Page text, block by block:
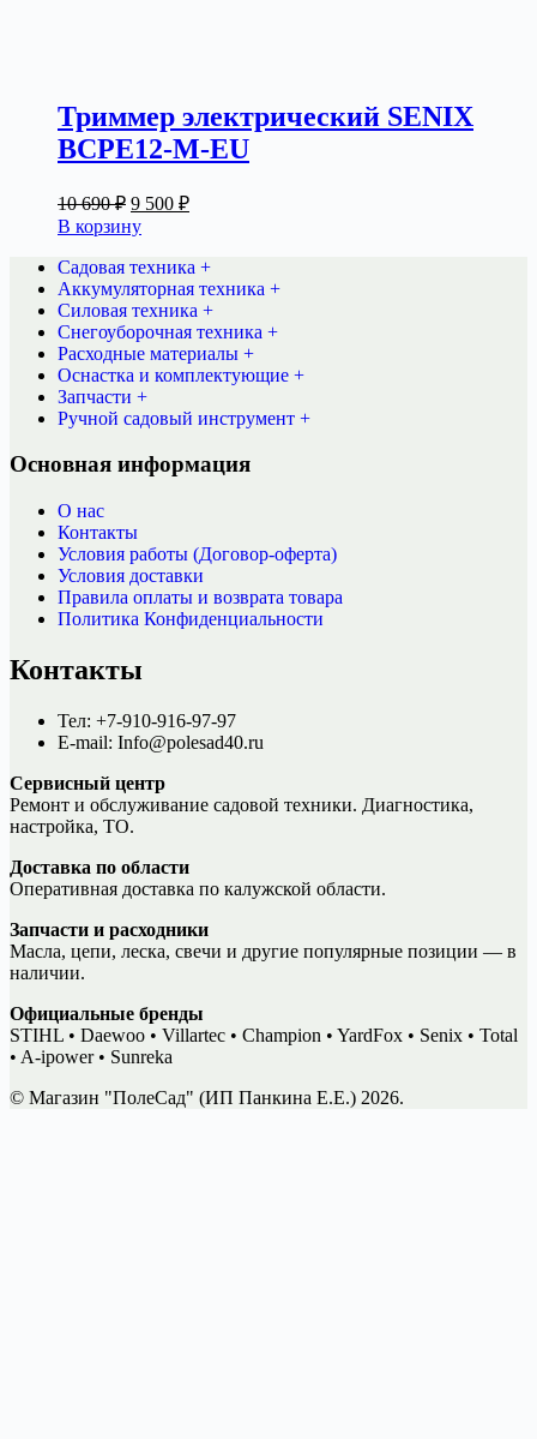
Триммер электрический SENIX
BCPE12-M-EU
10 690₽ Первоначальная
цена
составляла
10
690 ₽.
9 500 ₽Текущая
500 ₽.
В корзину
Садовая техника +
Аккумуляторная техника +
Силовая техника +
Снегоуборочная техника +
Расходные материалы +
Оснастка и комплектующие +
Запчасти +
Ручной садовый инструмент +
Основная информация
О нас
Контакты
Условия работы (Договор-оферта)
Условия доставки
Правила оплаты и возврата товара
Политика Конфиденциальности
Контакты
Тел: +7-910-916-97-97
E-mail: Info@polesad40.ru
Сервисный центр
Ремонт и обслуживание садовой техники. Диагностика,
настройка, ТО.
Доставка по области
Оперативная доставка по калужской области.
Запчасти и расходники
Масла, цепи, леска, свечи и другие популярные позиции — в
наличии.
Официальные бренды
STIHL • Daewoo • Villartec • Champion • YardFox • Senix • Total
• A-ipower • Sunreka
© Магазин "ПолеСад" (ИП Панкина Е.Е.) 2026.